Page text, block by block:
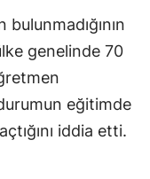
genelinde 70
durumun eğitimde
iddia etti.